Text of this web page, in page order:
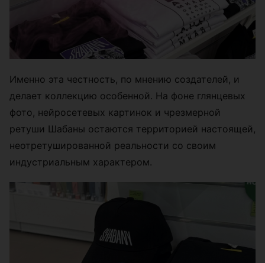
Именно эта честность, по мнению создателей, и
делает коллекцию особенной. На фоне глянцевых
фото, нейросетевых картинок и чрезмерной
ретуши Шабаны остаются территорией настоящей,
неотретушированной реальности со своим
индустриальным характером.